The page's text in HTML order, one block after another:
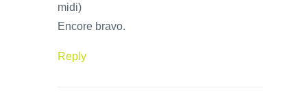
midi)
Encore bravo.
Reply